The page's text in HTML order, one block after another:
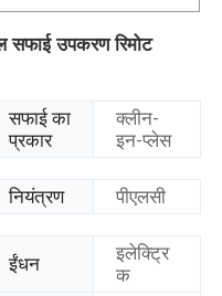
सफाई उपकरण रिमोट
सफाई का
प्रकार
क्लीन-
इन-प्लेस
नियंत्रण पीएलसी
ईंधन
इलेक्ट्रि
क